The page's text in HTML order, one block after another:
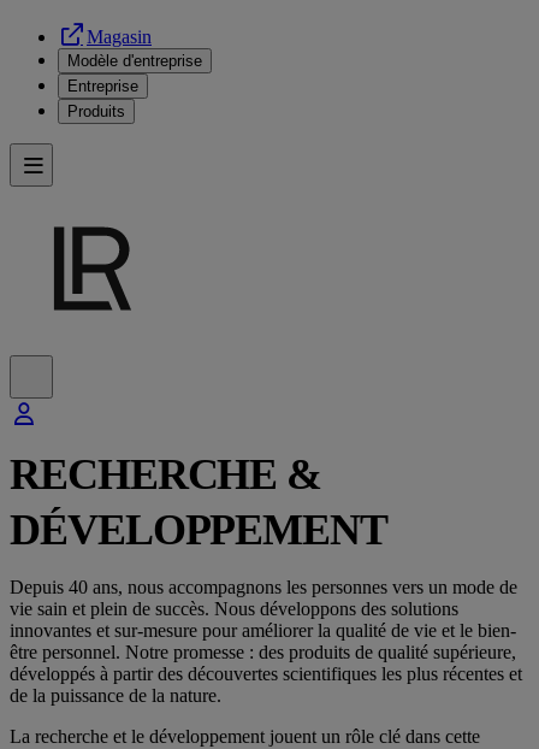
Magasin
Modèle d'entreprise
Entreprise
Produits
RECHERCHE &
DÉVELOPPEMENT
Depuis 40 ans, nous accompagnons les personnes vers un mode de
vie sain et plein de succès. Nous développons des solutions
innovantes et sur-mesure pour améliorer la qualité de vie et le bien-
être personnel. Notre promesse : des produits de qualité supérieure,
développés à partir des découvertes scientifiques les plus récentes et
de la puissance de la nature.
La recherche et le développement jouent un rôle clé dans cette